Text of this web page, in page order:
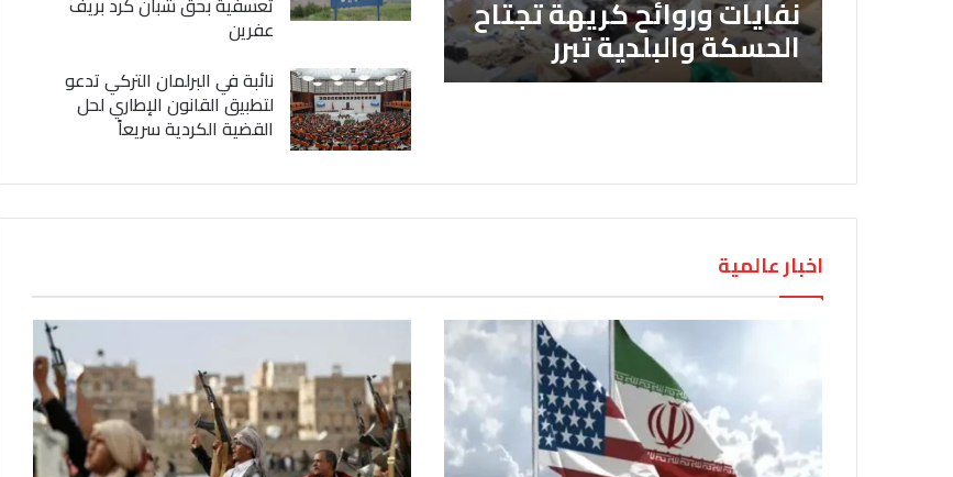
نفايات وروائح كريهة تجتاح
الحسكة والبلدية تبرر
عفرين
نائبة في البرلمان التركي تدعو
لتطبيق القانون الإطاري لحل
القضية الكردية سريعاً
اخبار عالمية